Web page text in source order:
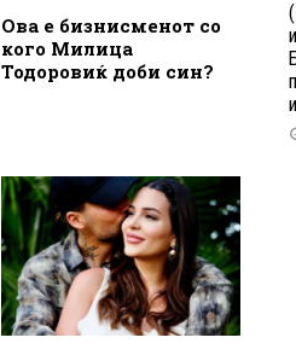
Ова е бизнисменот со
кого Милица
Тодоровиќ доби син?